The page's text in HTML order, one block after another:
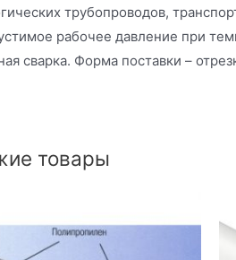
трубопроводов,
рабочее давление при
сварка. Форма поставки –
товары